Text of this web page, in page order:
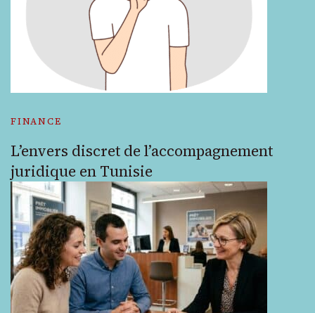
FINANCE
L’envers discret de l’accompagnement
juridique en Tunisie